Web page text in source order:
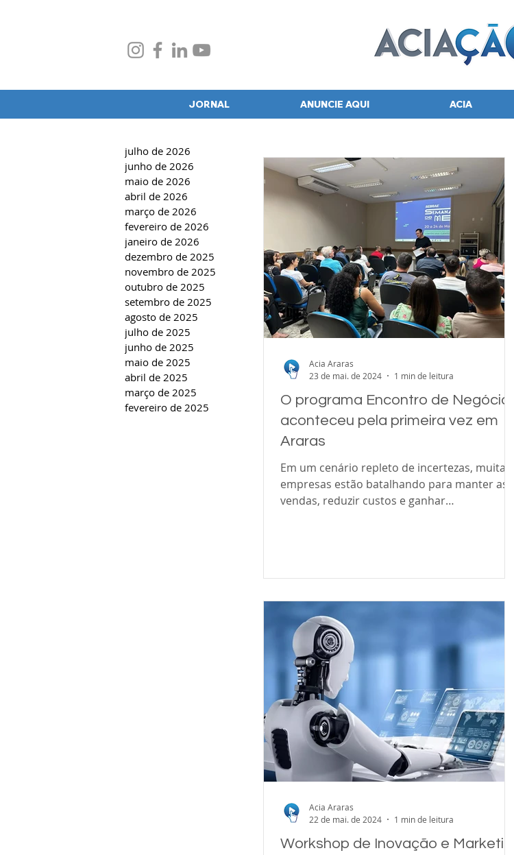
JORNAL ANUNCIE AQUI ACIA
O programa Encontro de Negócios
aconteceu pela primeira vez em
Araras
Em um cenário repleto de incertezas, muitas
empresas estão batalhando para manter as
vendas, reduzir custos e ganhar
Acia Araras
23 de mai. de 2024
1 min de leitura
Workshop de Inovação e Marketing
Acia Araras
22 de mai. de 2024
1 min de leitura
julho de 2026
junho de 2026
maio de 2026
abril de 2026
março de 2026
fevereiro de 2026
janeiro de 2026
dezembro de 2025
novembro de 2025
outubro de 2025
setembro de 2025
agosto de 2025
julho de 2025
junho de 2025
maio de 2025
abril de 2025
março de 2025
fevereiro de 2025